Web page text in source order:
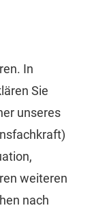
In
Sie
unseres
weiteren
nach